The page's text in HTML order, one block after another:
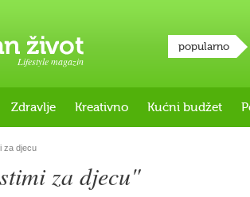
Lifestyle magazin
popularno
Zdravlje Kreativno Kućni budžet
za djecu
za djecu"